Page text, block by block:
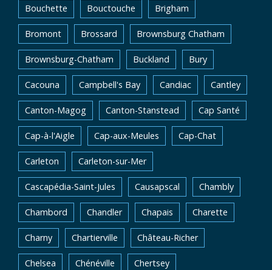
Bouchette Bouctouche Brigham
Bromont Brossard Brownsburg Chatham
Brownsburg-Chatham Buckland Bury
Cacouna Campbell's Bay Candiac Cantley
Canton-Magog Canton-Stanstead Cap Santé
Cap-à-l'Aigle Cap-aux-Meules Cap-Chat
Carleton Carleton-sur-Mer
Cascapédia-Saint-Jules Causapscal Chambly
Chambord Chandler Chapais Charette
Charny Chartierville Château-Richer
Chelsea Chénéville Chertsey